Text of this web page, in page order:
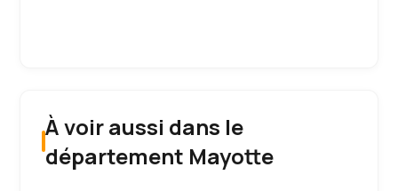
À voir aussi dans le
département Mayotte